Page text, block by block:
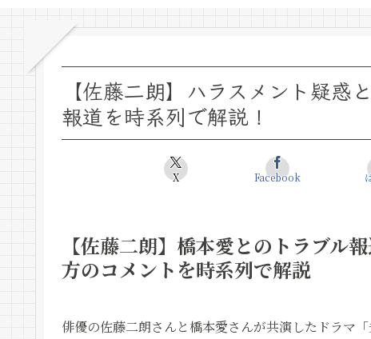
【佐藤二朗】ハラスメント疑
報道を時系列で解説！
X Facebook
【佐藤二朗】橋本愛とのトラブル
方のコメントを時系列で解説
俳優の佐藤二朗さんと橋本愛さんが共演したドラマ